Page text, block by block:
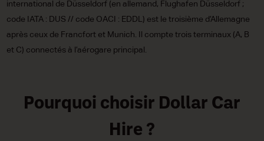
international de Düsseldorf (en allemand, Flughafen Düsseldorf ;
code IATA : DUS // code OACI : EDDL) est le troisième d’Allemagne
après ceux de Francfort et Munich. Il compte trois terminaux (A, B
et C) connectés à l’aérogare principal.
Pourquoi choisir Dollar Car
Hire ?